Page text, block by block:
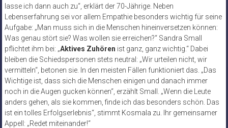
lasse ich dann auch zu“, erklärt der 70-Jährige. Neben
Lebenserfahrung sei vor allem Empathie besonders wichtig für seine
Aufgabe: „Man muss sich in die Menschen hineinversetzen können:
Was genau stört sie? Was wollen sie erreichen?“ Sandra Small
pflichtet ihm bei: „Aktives Zuhören ist ganz, ganz wichtig.“ Dabei
bleiben die Schiedspersonen stets neutral: „Wir urteilen nicht, wir
vermitteln“, betonen sie. In den meisten Fällen funktioniert das. „Das
Wichtige ist, dass sich die Menschen einigen und danach immer
noch in die Augen gucken können“, erzählt Small. „Wenn die Leute
anders gehen, als sie kommen, finde ich das besonders schön. Das
ist ein tolles Erfolgserlebnis“, stimmt Kosmala zu. Ihr gemeinsamer
Appell: „Redet miteinander!“